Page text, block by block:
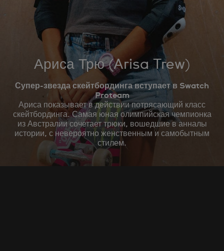
Ариса Трю (Arisa Trew)
Супер-звезда скейтбординга вступает в Swatch
Proteam
Ариса показывает в действии потрясающий класс
скейтбординга. Самая юная олимпийская чемпионка
из Австралии сочетает трюки, вошедшие в анналы
истории, с невероятно женственным и самобытным
стилем.